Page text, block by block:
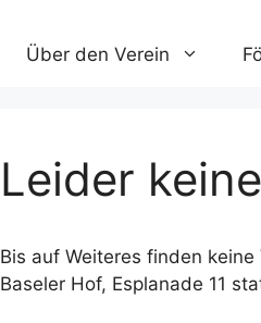
Über den Verein
Leider
Bis auf Weiteres finden
Baseler Hof, Esplanade 11